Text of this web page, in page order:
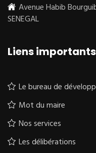
Avenue Habib
SENEGAL
Liens importants
Le bureau de
Mot du maire
Nos services
Les délibérations